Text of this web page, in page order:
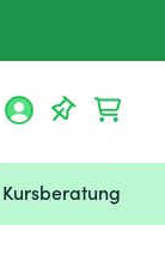
Kursberatung